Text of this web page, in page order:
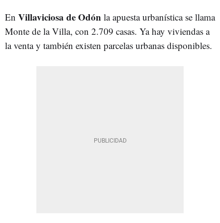
En Villaviciosa de Odón la apuesta urbanística se llama
Monte de la Villa, con 2.709 casas. Ya hay viviendas a
la venta y también existen parcelas urbanas disponibles.